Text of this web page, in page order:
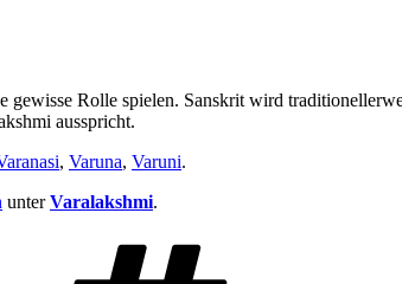
gewisse Rolle spielen. Sanskrit wird
ausspricht.
, Varuna, Varuni.
unterVaralakshmi.